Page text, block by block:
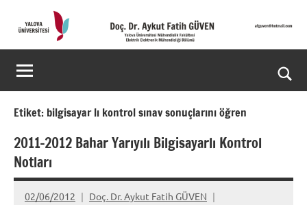
Doç.
Dr.
Aykut
Fatih
GÜVEN-
World's
Web
Sitesi
Etiket: bilgisayar lı kontrol sınav sonuçlarını öğren
2011-2012 Bahar Yarıyılı Bilgisayarlı Kontrol
Notları
02/06/2012
Doç. Dr. Aykut Fatih GÜVEN